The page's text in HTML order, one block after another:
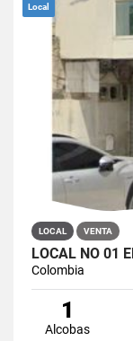
Local
LOCAL VENTA
Colombia
1
Alcobas